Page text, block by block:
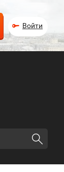
Войти